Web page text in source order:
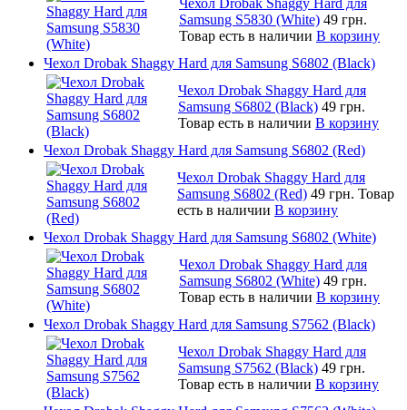
Samsung S5830 (White) 49 грн.
Товар есть в наличии В корзину
Чехол Drobak Shaggy Hard для Samsung S6802 (Black)
Чехол Drobak Shaggy Hard для
Samsung S6802 (Black) 49 грн.
Товар есть в наличии В корзину
Чехол Drobak Shaggy Hard для Samsung S6802 (Red)
Чехол Drobak Shaggy Hard для
Samsung S6802 (Red) 49 грн. Товар
есть в наличии В корзину
Чехол Drobak Shaggy Hard для Samsung S6802 (White)
Чехол Drobak Shaggy Hard для
Samsung S6802 (White) 49 грн.
Товар есть в наличии В корзину
Чехол Drobak Shaggy Hard для Samsung S7562 (Black)
Чехол Drobak Shaggy Hard для
Samsung S7562 (Black) 49 грн.
Товар есть в наличии В корзину